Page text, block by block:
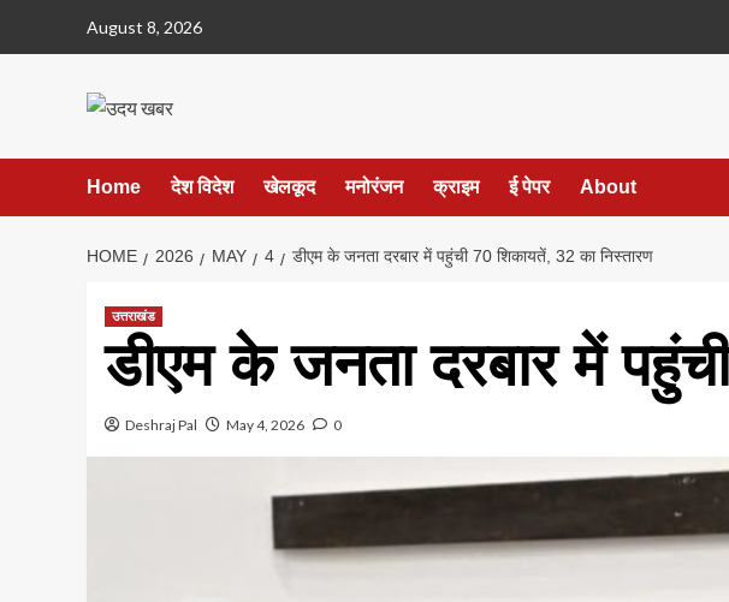
August 8, 2026
Home देश विदेश खेलकूद मनोरंजन क्राइम ई पेपर About
HOME 2026 MAY 4 डीएम के जनता दरबार में पहुंची 70 शिकायतें, 32 का निस्तारण
उत्तराखंड
डीएम के जनता दरबार में
Deshraj Pal May 4, 2026 0